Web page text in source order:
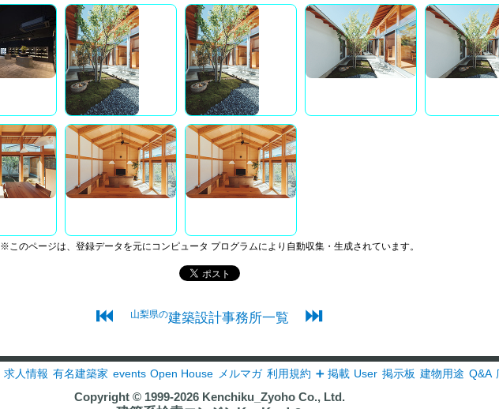
※このページは、登録データを元にコンピュータ プログラムにより自動収集・生成されています。
⏮ 山梨県の建築設計事務所一覧 ⏭
求人情報 有名建築家 events Open House メルマガ 利用規約 ➕ 掲載 User 掲示板 建物用途 Q&A
Copyright © 1999-2026 Kenchiku_Zyoho Co., Ltd.